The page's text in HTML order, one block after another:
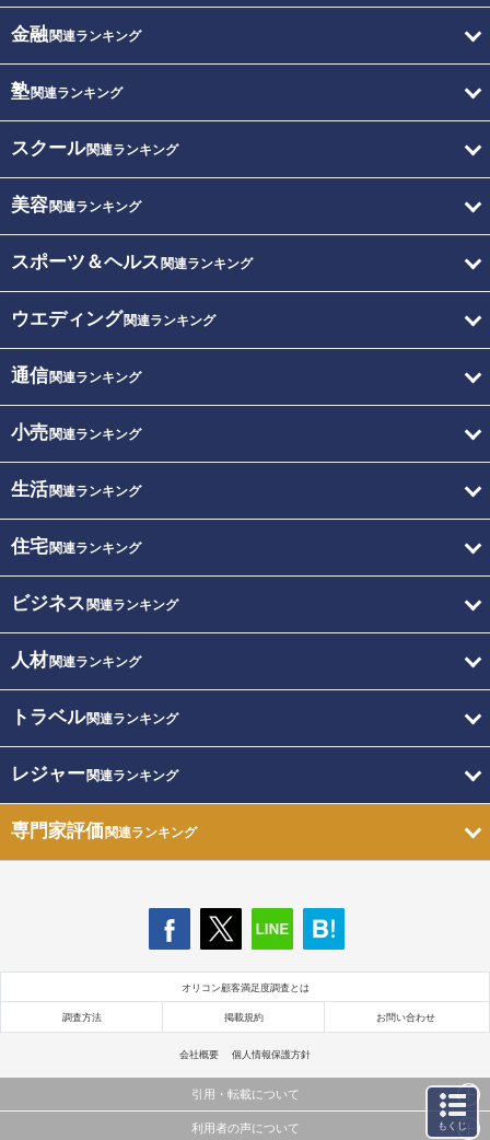
金融関連ランキング
塾関連ランキング
スクール関連ランキング
美容関連ランキング
スポーツ＆ヘルス 関連ランキング
ウエディング関連ランキング
通信関連ランキング
小売関連ランキング
生活関連ランキング
住宅関連ランキング
ビジネス 関連ランキング
人材関連ランキング
トラベル関連ランキング
レジャー関連ランキング
専門家評価関連ランキング
オリコン顧客満足度調査とは
調査方法 掲載規約 お問い合わせ
会社概要 個人情報保護方針
引用・転載について
当サイトで公開されている情報（文字、写真、イラスト、画像データ等）及びこれらの配置・
利用者の声について もくじ